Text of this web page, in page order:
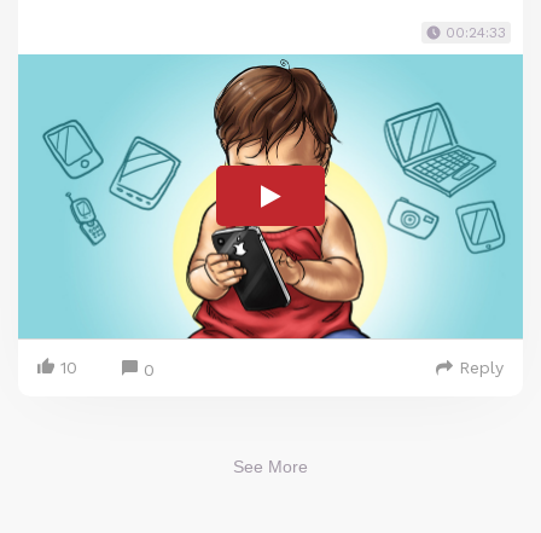
00:24:33
10 0 Reply
See More